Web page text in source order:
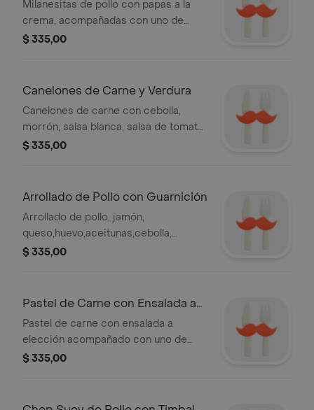
Milanesitas de pollo con papas a la
crema, acompañadas con uno de
nuestros panes artesanales.
$ 335,00
Canelones de Carne y Verdura
Canelones de carne con cebolla,
morrón, salsa blanca, salsa de tomate
y queso y verdura con uno de
$ 335,00
Arrollado de Pollo con Guarnición
Arrollado de pollo, jamón,
queso,huevo,aceitunas,cebolla,
morrón y panceta con guarnición a
$ 335,00
Pastel de Carne con Ensalada a
Elección
Pastel de carne con ensalada a
elección acompañado con uno de
nuestros panes artesanales.
$ 335,00